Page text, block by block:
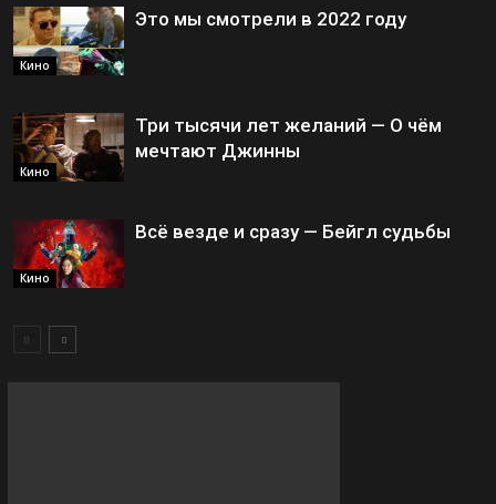
Кино
Это мы смотрели в 2022 году
Кино
Три тысячи лет желаний — О чём
мечтают Джинны
Кино
Всё везде и сразу — Бейгл судьбы